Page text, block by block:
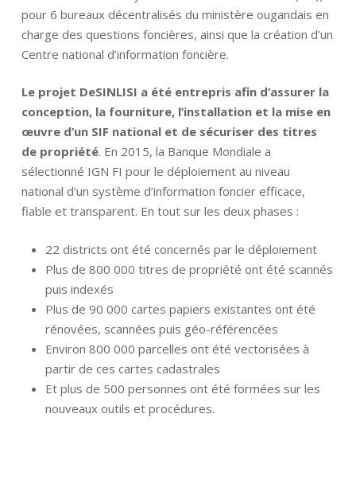
pour 6 bureaux décentralisés du ministère ougandais en
charge des questions foncières, ainsi que la création d’un
Centre national d’information foncière.
Le projet DeSINLISI a été entrepris afin d’assurer la
conception, la fourniture, l’installation et la mise en
œuvre d’un SIF national et de sécuriser des titres
de propriété. En 2015, la Banque Mondiale a
sélectionné IGN FI pour le déploiement au niveau
national d’un système d’information foncier efficace,
fiable et transparent. En tout sur les deux phases :
22 districts ont été concernés par le déploiement
Plus de 800 000 titres de propriété ont été scannés
puis indexés
Plus de 90 000 cartes papiers existantes ont été
rénovées, scannées puis géo-référencées
Environ 800 000 parcelles ont été vectorisées à
partir de ces cartes cadastrales
Et plus de 500 personnes ont été formées sur les
nouveaux outils et procédures.